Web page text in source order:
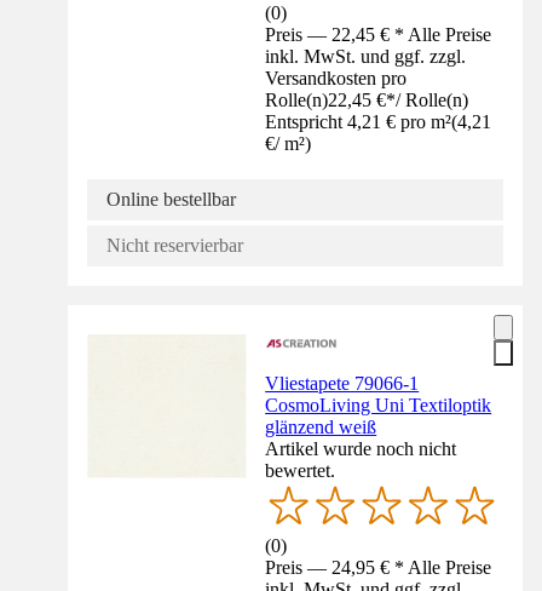
(0)
Preis — 22,45 € * Alle Preise
inkl. MwSt. und ggf. zzgl.
Versandkosten pro
Rolle(n)22,45 €*/ Rolle(n)
Entspricht 4,21 € pro m²(4,21
€/ m²)
Online bestellbar
Nicht reservierbar
Vliestapete 79066-1
CosmoLiving Uni Textiloptik
glänzend weiß
Artikel wurde noch nicht
bewertet.
(0)
Preis — 24,95 € * Alle Preise